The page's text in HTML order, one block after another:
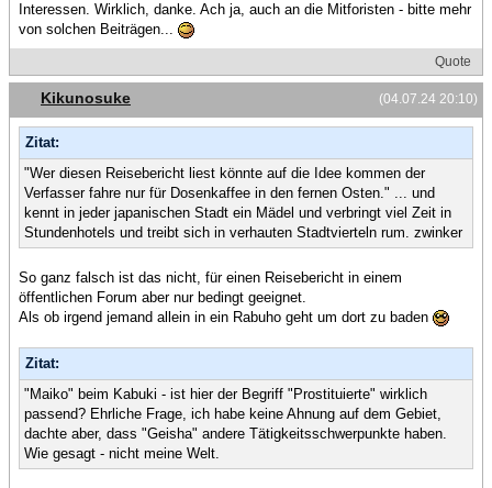
Interessen. Wirklich, danke. Ach ja, auch an die Mitforisten - bitte mehr
von solchen Beiträgen...
Quote
(04.07.24 20:10)
Kikunosuke
Zitat:
"Wer diesen Reisebericht liest könnte auf die Idee kommen der
Verfasser fahre nur für Dosenkaffee in den fernen Osten." ... und
kennt in jeder japanischen Stadt ein Mädel und verbringt viel Zeit in
Stundenhotels und treibt sich in verhauten Stadtvierteln rum. zwinker
So ganz falsch ist das nicht, für einen Reisebericht in einem
öffentlichen Forum aber nur bedingt geeignet.
Als ob irgend jemand allein in ein Rabuho geht um dort zu baden
Zitat:
"Maiko" beim Kabuki - ist hier der Begriff "Prostituierte" wirklich
passend? Ehrliche Frage, ich habe keine Ahnung auf dem Gebiet,
dachte aber, dass "Geisha" andere Tätigkeitsschwerpunkte haben.
Wie gesagt - nicht meine Welt.